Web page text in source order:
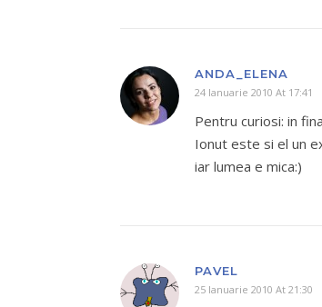
ANDA_ELENA
24 Ianuarie 2010 At 17:41
Pentru curiosi: in
Ionut este si el un
iar lumea e mica:)
PAVEL
25 Ianuarie 2010 At 21:30